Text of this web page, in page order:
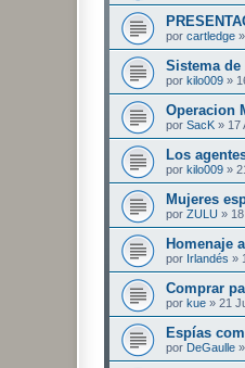
por cartledge »
Sistema de
por kilo009 »
Operacion
por SacK » 17
Los
por kilo009 »
Mujeres
por ZULU »
Homenaje
por Irlandés »
Comprar
por kue » 21
Espías
por DeGaulle »